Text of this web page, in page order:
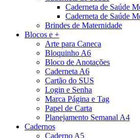
Caderneta de Saúde
Caderneta de Saúde
Brindes de Maternidade
Blocos e +
Arte para Caneca
Bloquinho A6
Bloco de Anotações
Caderneta A6
Cartão do SUS
Login e Senha
Marca Página e Tag
Papel de Carta
Planejamento Semanal A4
Cadernos
Caderno A5